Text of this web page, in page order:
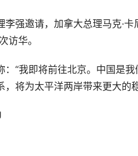
强邀请，加拿大总理马克·
访华。
：“我即将前往北京。中国是
，将为太平洋两岸带来更大的